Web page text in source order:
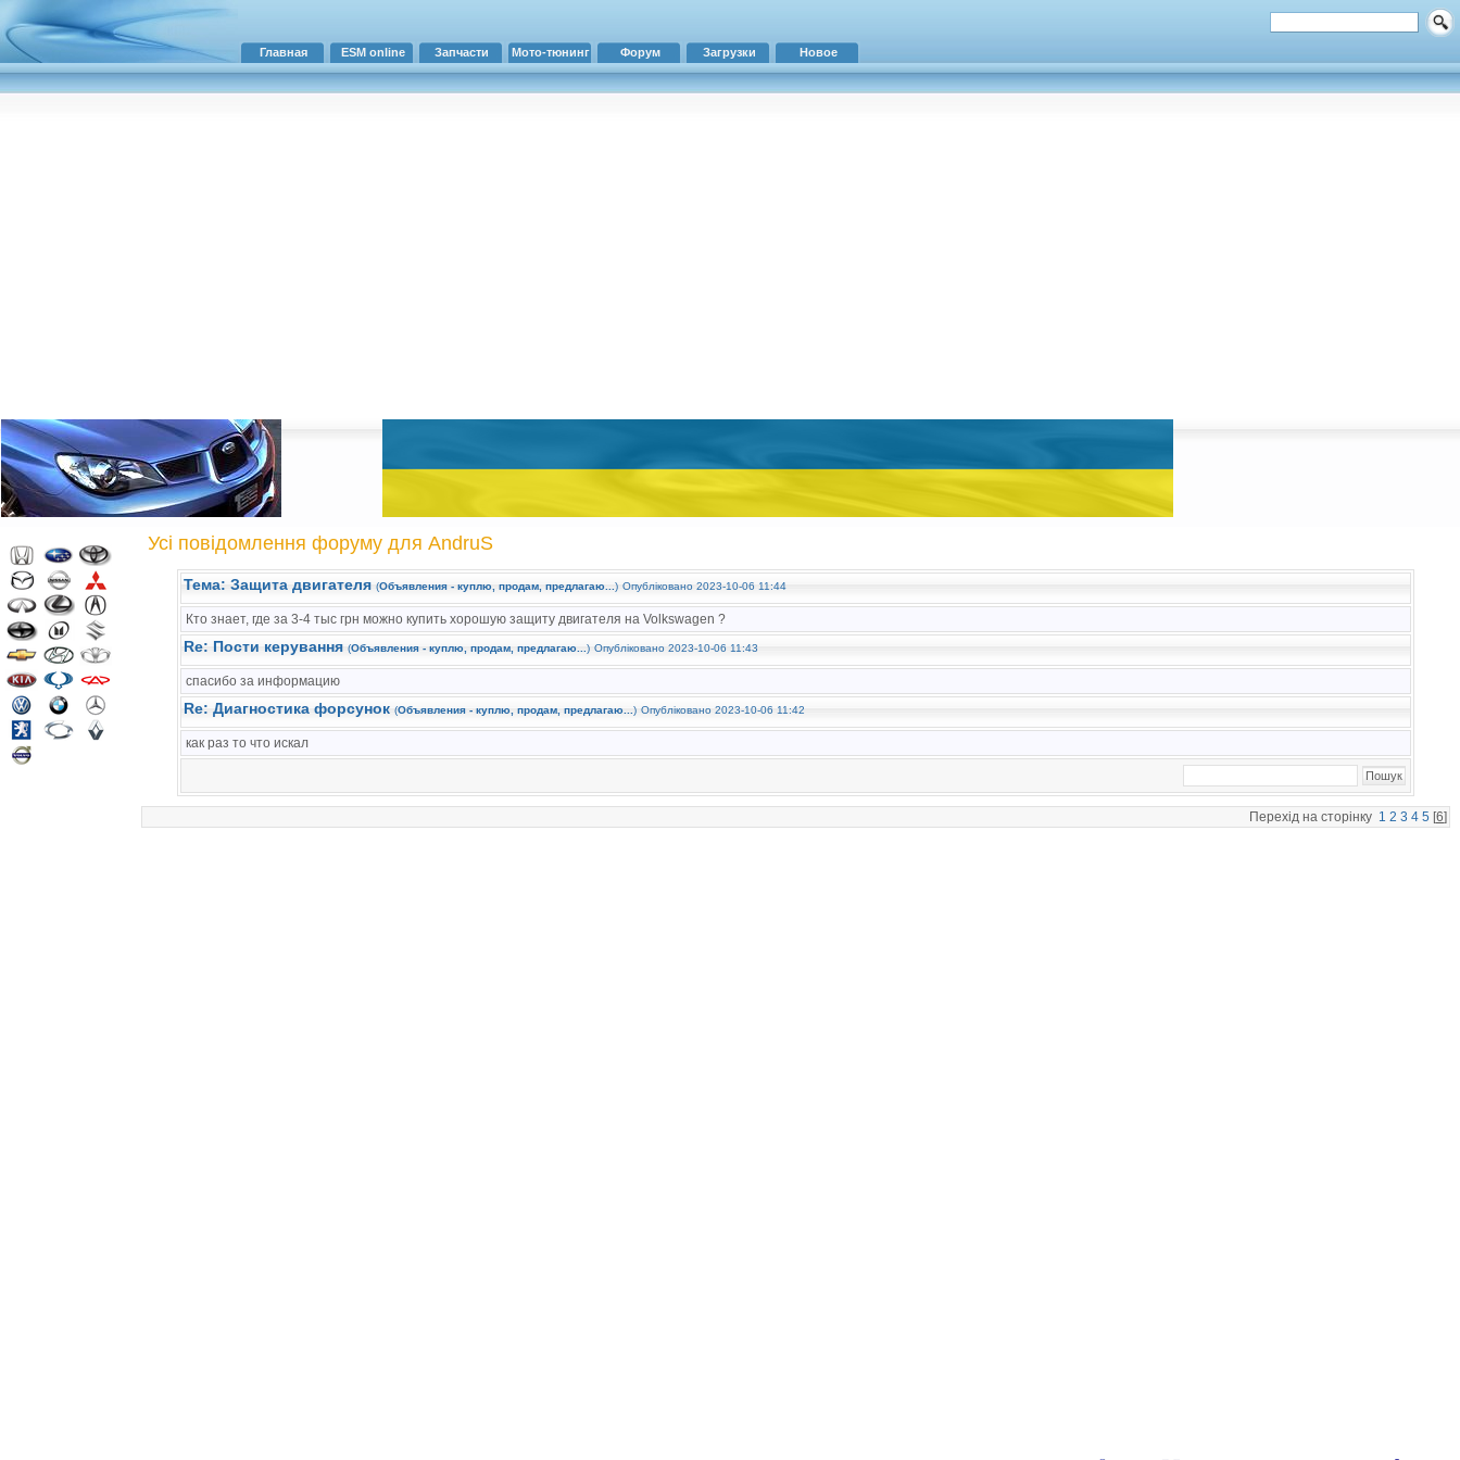
Главная ESM online Запчасти Мото-тюнинг Форум Загрузки Новое
Усі повідомлення форуму для AndruS
Тема: Защита двигателя (Объявления - куплю, продам, предлагаю... ) Опубліковано 2023-10-06 11:44
Кто знает, где за 3-4 тыс грн можно купить хорошую защиту двигателя на Volkswagen ?
Re: Пости керування (Объявления - куплю, продам, предлагаю... ) Опубліковано 2023-10-06 11:43
спасибо за информацию
Re: Диагностика форсунок (Объявления - куплю, продам, предлагаю... ) Опубліковано 2023-10-06 11:42
как раз то что искал
Перехід на сторінку 1 2 3 4 5 [6]